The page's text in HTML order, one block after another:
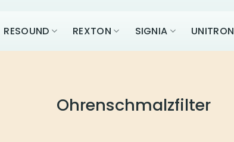
RESOUND REXTON SIGNIA UNITRON
Ohrenschmalzfilter